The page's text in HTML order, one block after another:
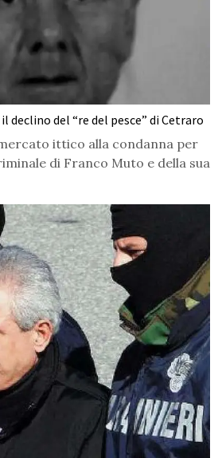
declino del “re del pesce” di Cetraro
ittico alla condanna per
di Franco Muto e della sua